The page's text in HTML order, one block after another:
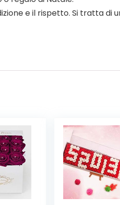
e il rispetto. Si tratta